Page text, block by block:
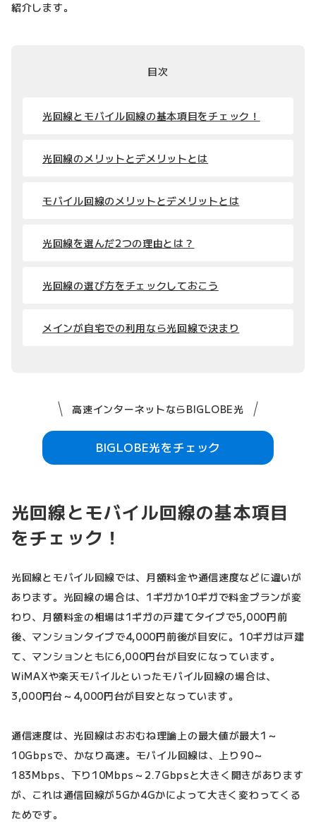
紹介します。
目次
光回線とモバイル回線の基本項目をチェック！
光回線のメリットとデメリットとは
モバイル回線のメリットとデメリットとは
光回線を選んだ2つの理由とは？
光回線の選び方をチェックしておこう
メインが自宅での利用なら光回線で決まり
高速インターネットならBIGLOBE光
BIGLOBE光をチェック
光回線とモバイル回線の基本項目
をチェック！
光回線とモバイル回線では、月額料金や通信速度などに違いが
あります。光回線の場合は、1ギガか10ギガで料金プランが変
わり、月額料金の相場は1ギガの戸建てタイプで5,000円前
後、マンションタイプで4,000円前後が目安に。10ギガは戸建
て、マンションともに6,000円台が目安になっています。
WiMAXや楽天モバイルといったモバイル回線の場合は、
3,000円台～4,000円台が目安となっています。
通信速度は、光回線はおおむね理論上の最大値が最大1～
10Gbpsで、かなり高速。モバイル回線は、上り90～
183Mbps、下り10Mbps～2.7Gbpsと大きく開きがあります
が、これは通信回線が5Gか4Gかによって大きく変わってくる
ためです。